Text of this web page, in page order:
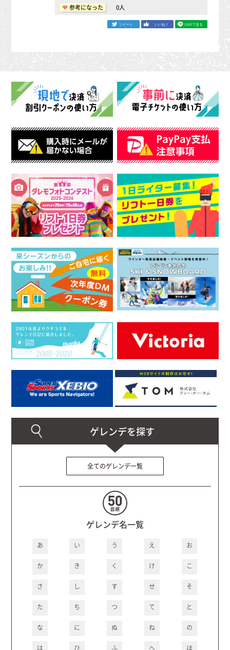
参考になった 0人
全てのゲレンデ一覧
ゲレンデ名一覧
あ い う え お
か き く け こ
さ し す せ そ
た ち つ て と
な に ぬ ね の
は ひ ふ へ ほ